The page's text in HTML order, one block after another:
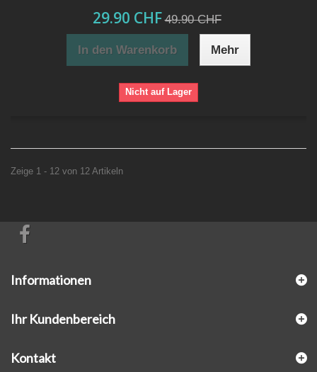
29.90 CHF 49.90 CHF
In den Warenkorb Mehr
Nicht auf Lager
Zeige 1 - 12 von 12 Artikeln
Informationen
Ihr Kundenbereich
Kontakt